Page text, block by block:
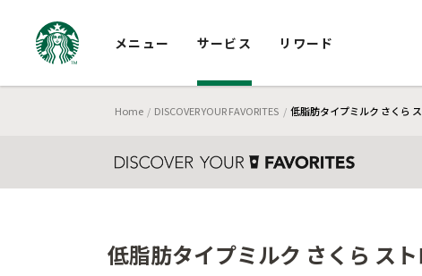
メニュー サービス リワード
Home DISCOVER YOUR FAVORITES 低脂肪タイプミルク さくら
低脂肪タイプミルク さくら ス